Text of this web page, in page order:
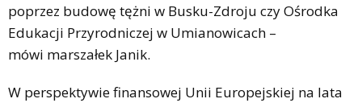
poprzez budowę tężni w Busku-Zdroju czy Ośrodka
Edukacji Przyrodniczej w Umianowicach –
mówi marszałek Janik.
W perspektywie finansowej Unii Europejskiej na lata